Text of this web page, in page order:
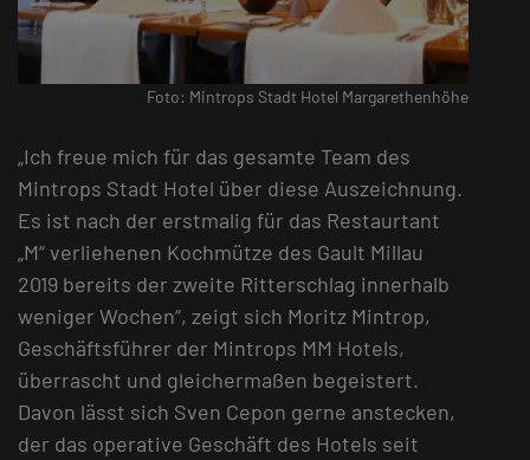
Foto: Mintrops Stadt Hotel Margarethenhöhe
„Ich freue mich für das gesamte Team des
Mintrops Stadt Hotel über diese Auszeichnung.
Es ist nach der erstmalig für das Restaurtant
„M“ verliehenen Kochmütze des Gault Millau
2019 bereits der zweite Ritterschlag innerhalb
weniger Wochen“, zeigt sich Moritz Mintrop,
Geschäftsführer der Mintrops MM Hotels,
überrascht und gleichermaßen begeistert.
Davon lässt sich Sven Cepon gerne anstecken,
der das operative Geschäft des Hotels seit